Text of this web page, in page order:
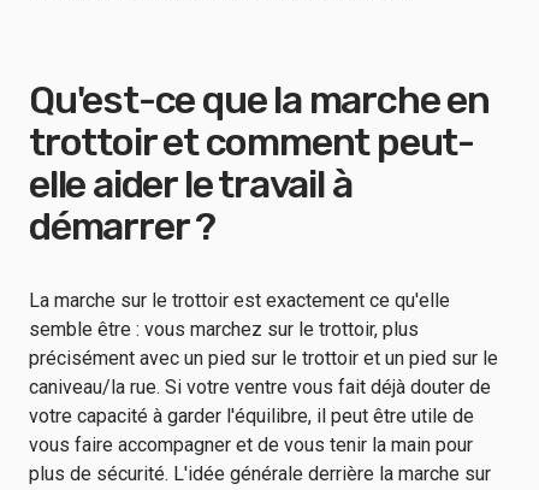
Qu'est-ce que la marche en
trottoir et comment peut-
elle aider le travail à
démarrer ?
La marche sur le trottoir est exactement ce qu'elle
semble être : vous marchez sur le trottoir, plus
précisément avec un pied sur le trottoir et un pied sur le
caniveau/la rue. Si votre ventre vous fait déjà douter de
votre capacité à garder l'équilibre, il peut être utile de
vous faire accompagner et de vous tenir la main pour
plus de sécurité. L'idée générale derrière la marche sur